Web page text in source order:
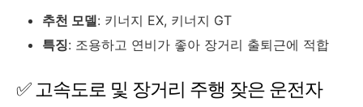
추천 모델: 키너지 EX, 키너지 GT
특징: 조용하고 연비가 좋아 장거리 출퇴근에 적합
✅ 고속도로 및 장거리 주행 잦은 운전자